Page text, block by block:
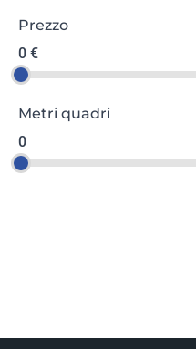
Prezzo
0 €
Metri quadri
0